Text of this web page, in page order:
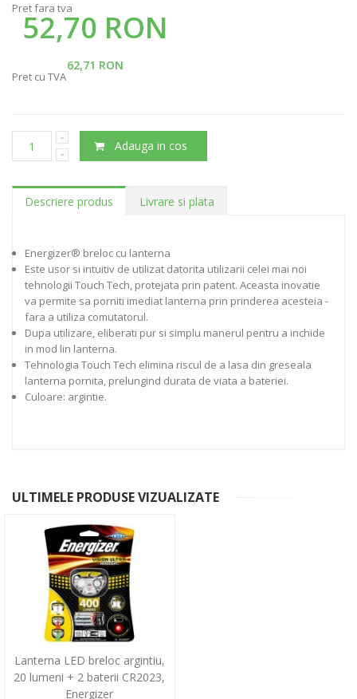
Pret fara tva
52,70 RON
62,71 RON
Pret cu TVA
Adauga in cos
Descriere produs Livrare si plata
Energizer® breloc cu lanterna
Este usor si intuitiv de utilizat datorita utilizarii celei mai noi
tehnologii Touch Tech, protejata prin patent. Aceasta inovatie
va permite sa porniti imediat lanterna prin prinderea acesteia -
fara a utiliza comutatorul.
Dupa utilizare, eliberati pur si simplu manerul pentru a inchide
in mod lin lanterna.
Tehnologia Touch Tech elimina riscul de a lasa din greseala
lanterna pornita, prelungind durata de viata a bateriei.
Culoare: argintie.
ULTIMELE PRODUSE VIZUALIZATE
Lanterna LED breloc argintiu,
20 lumeni + 2 baterii CR2023,
Energizer